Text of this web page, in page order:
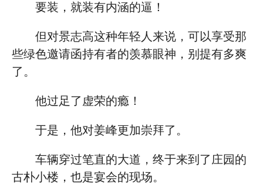
要装，就装有内涵的逼！
但对景志高这种年轻人来说，可以享受那
些绿色邀请函持有者的羡慕眼神，别提有多爽
了。
他过足了虚荣的瘾！
于是，他对姜峰更加崇拜了。
车辆穿过笔直的大道，终于来到了庄园的
古朴小楼，也是宴会的现场。